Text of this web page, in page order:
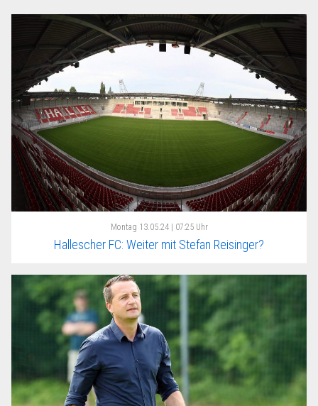
Montag 13.05.24 | 07:25 Uhr
Hallescher FC: Weiter mit Stefan Reisinger?